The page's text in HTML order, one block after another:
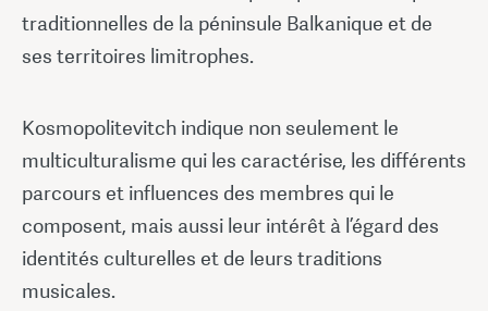
traditionnelles de la péninsule Balkanique et de
ses territoires limitrophes.
Kosmopolitevitch indique non seulement le
multiculturalisme qui les caractérise, les différents
parcours et influences des membres qui le
composent, mais aussi leur intérêt à l’égard des
identités culturelles et de leurs traditions
musicales.